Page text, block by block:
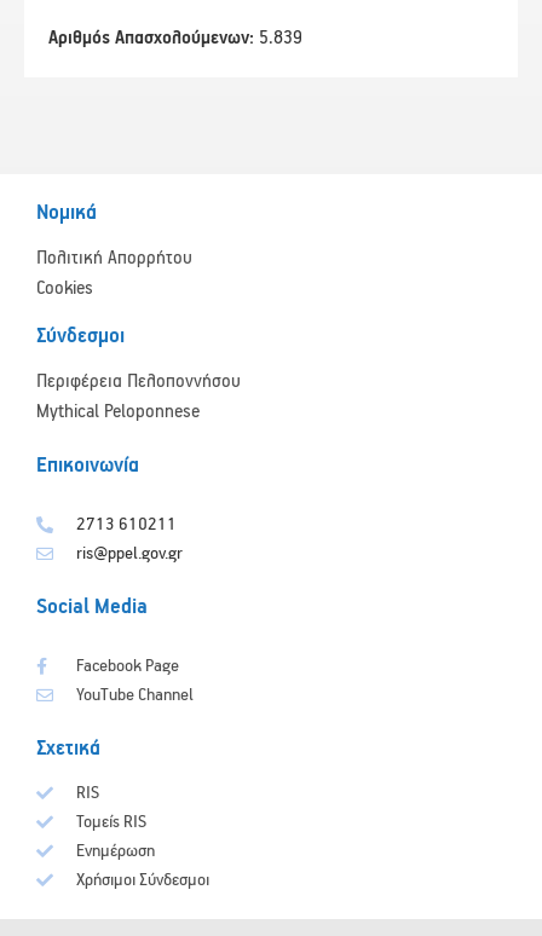
Αριθμός Απασχολούμενων: 5.839
Νομικά
Πολιτική Απορρήτου
Cookies
Σύνδεσμοι
Περιφέρεια Πελοποννήσου
Mythical Peloponnese
Επικοινωνία
2713 610211
ris@ppel.gov.gr
Social Media
Facebook Page
YouTube Channel
Σχετικά
RIS
Τομείς RIS
Ενημέρωση
Χρήσιμοι Σύνδεσμοι